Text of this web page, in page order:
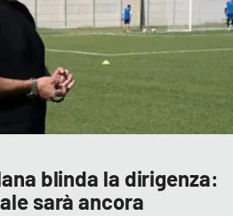
blinda la dirigenza:
sarà ancora